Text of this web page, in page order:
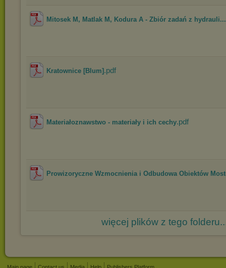
Mitosek M, Matlak M, Kodura A - Zbiór zadań z hydrauli...
Kratownice [Blum] .pdf
Materiałoznawstwo - materiały i ich cechy.pdf
Prowizoryczne Wzmocnienia i Odbudowa Obiektów
więcej plików z tego